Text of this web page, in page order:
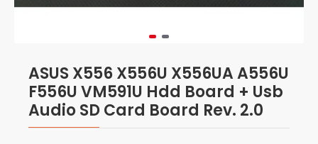
ASUS X556 X556U X556UA A556U
F556U VM591U Hdd Board + Usb
Audio SD Card Board Rev. 2.0